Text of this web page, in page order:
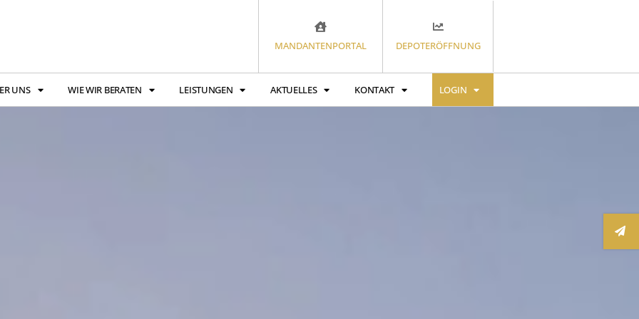
MANDANTENPORTAL DEPOTERÖFFNUNG
UNS WIE WIR BERATEN LEISTUNGEN AKTUELLES KONTAKT LOGIN